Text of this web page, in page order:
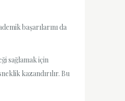
başarılarını da
sağlamak için
kazandırılır. Bu